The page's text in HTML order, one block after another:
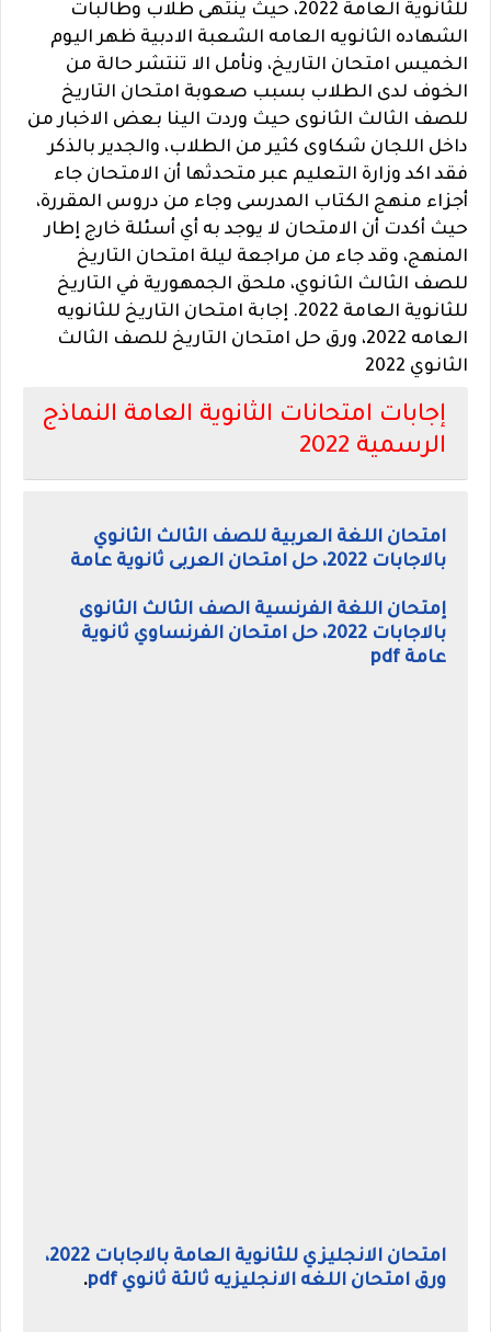
للثانوية العامة 2022، حيث ينتهى طلاب وطالبات
الشهاده الثانويه العامه الشعبة الادبية ظهر اليوم
الخميس امتحان التاريخ، ونأمل الا تنتشر حالة من
الخوف لدى الطلاب بسبب صعوبة امتحان التاريخ
للصف الثالث الثانوى حيث وردت الينا بعض الاخبار من
داخل اللجان شكاوى كثير من الطلاب، والجدير بالذكر
فقد اكد وزارة التعليم عبر متحدثها أن الامتحان جاء
أجزاء منهج الكتاب المدرسى وجاء من دروس المقررة،
حيث أكدت أن الامتحان لا يوجد به أي أسئلة خارج إطار
المنهج، وقد جاء من مراجعة ليلة امتحان التاريخ
للصف الثالث الثانوي، ملحق الجمهورية في التاريخ
للثانوية العامة 2022. إجابة امتحان التاريخ للثانويه
العامه 2022، ورق حل امتحان التاريخ للصف الثالث
الثانوي 2022
إجابات امتحانات الثانوية العامة النماذج
الرسمية 2022
امتحان اللغة العربية للصف الثالث الثانوي
بالاجابات 2022، حل امتحان العربى ثانوية عامة
إمتحان اللغة الفرنسية الصف الثالث الثانوى
بالاجابات 2022، حل امتحان الفرنساوي ثانوية
عامة pdf
امتحان الانجليزي للثانوية العامة بالاجابات 2022،
ورق امتحان اللغه الانجليزيه ثالثة ثانوي pdf
.